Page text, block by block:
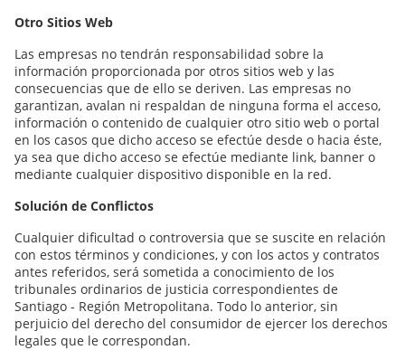
Otro Sitios Web
Las empresas no tendrán responsabilidad sobre la
información proporcionada por otros sitios web y las
consecuencias que de ello se deriven. Las empresas no
garantizan, avalan ni respaldan de ninguna forma el acceso,
información o contenido de cualquier otro sitio web o portal
en los casos que dicho acceso se efectúe desde o hacia éste,
ya sea que dicho acceso se efectúe mediante link, banner o
mediante cualquier dispositivo disponible en la red.
Solución de Conflictos
Cualquier dificultad o controversia que se suscite en relación
con estos términos y condiciones, y con los actos y contratos
antes referidos, será sometida a conocimiento de los
tribunales ordinarios de justicia correspondientes de
Santiago - Región Metropolitana. Todo lo anterior, sin
perjuicio del derecho del consumidor de ejercer los derechos
legales que le correspondan.